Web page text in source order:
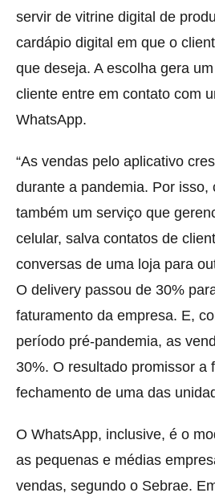
servir de vitrine digital de
cardápio digital em que o
que deseja. A escolha gera
cliente entre em contato com
WhatsApp.
“As vendas pelo aplicativo
durante a pandemia. Por isso,
também um serviço que
celular, salva contatos de
conversas de uma loja para
O delivery passou de 30%
faturamento da empresa. E,
período pré-pandemia, as
30%. O resultado promissor a
fechamento de uma das
O WhatsApp, inclusive, é o
as pequenas e médias
vendas, segundo o Sebrae.